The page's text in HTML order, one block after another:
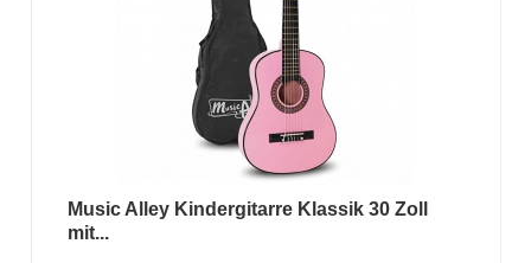
Music Alley Kindergitarre Klassik 30 Zoll
mit...